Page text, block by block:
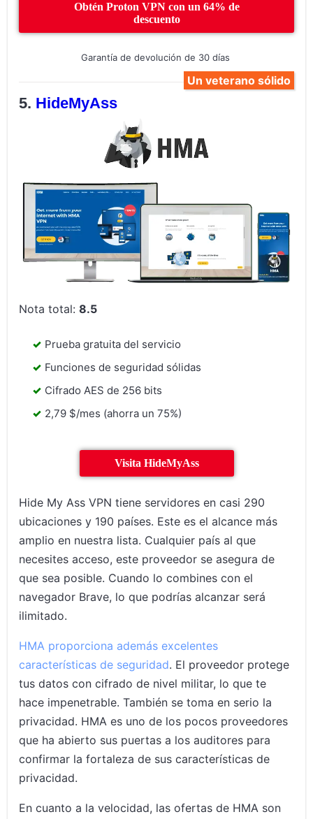
Obtén Proton VPN con un 64% de
descuento
Garantía de devolución de 30 días
Un veterano sólido
HideMyAss
Nota total:8.5
Prueba gratuita del servicio
Funciones de seguridad sólidas
Cifrado AES de 256 bits
2,79 $/mes (ahorra un 75%)
Visita HideMyAss
Hide My Ass VPN tiene servidores en casi 290
ubicaciones y 190 países. Este es el alcance más
amplio en nuestra lista. Cualquier país al que
necesites acceso, este proveedor se asegura de
que sea posible. Cuando lo combines con el
navegador Brave, lo que podrías alcanzar será
ilimitado.
HMA proporciona además excelentes
características de seguridad. El proveedor protege
tus datos con cifrado de nivel militar, lo que te
hace impenetrable. También se toma en serio la
privacidad. HMA es uno de los pocos proveedores
que ha abierto sus puertas a los auditores para
confirmar la fortaleza de sus características de
privacidad.
En cuanto a la velocidad, las ofertas de HMA son